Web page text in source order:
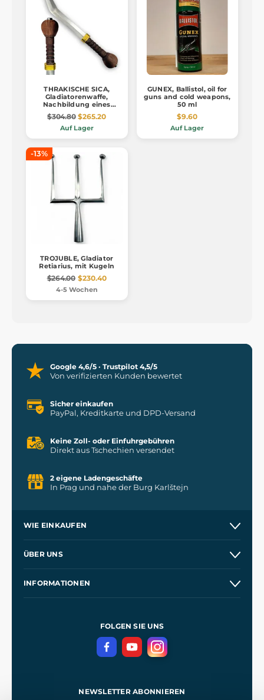
THRAKISCHE SICA,
Gladiatorenwaffe,
Nachbildung eines
Bühnenkampfes
$304.80 $265.20
Auf Lager
GUNEX, Ballistol, oil for
guns and cold weapons,
50 ml
$9.60
Auf Lager
-13%
TROJUBLE, Gladiator
Retiarius, mit Kugeln
$264.00 $230.40
4-5 Wochen
Google 4,6/5 · Trustpilot 4,5/5
Von verifizierten Kunden bewertet
Sicher einkaufen
PayPal, Kreditkarte und DPD-Versand
Keine Zoll- oder Einfuhrgebühren
Direkt aus Tschechien versendet
2 eigene Ladengeschäfte
In Prag und nahe der Burg Karlštejn
WIE EINKAUFEN
Kontakt
ÜBER UNS
INFORMATIONEN
DatenschutzerklärungFOLGEN SIE UNS
NEWSLETTER ABONNIEREN